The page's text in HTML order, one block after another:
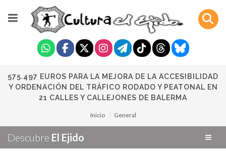
575.497 EUROS PARA LA MEJORA DE LA ACCESIBILIDAD
Y ORDENACIÓN DEL TRÁFICO RODADO Y PEATONAL EN
21 CALLES Y CALLEJONES DE BALERMA
Inicio General
Descubre El Ejido